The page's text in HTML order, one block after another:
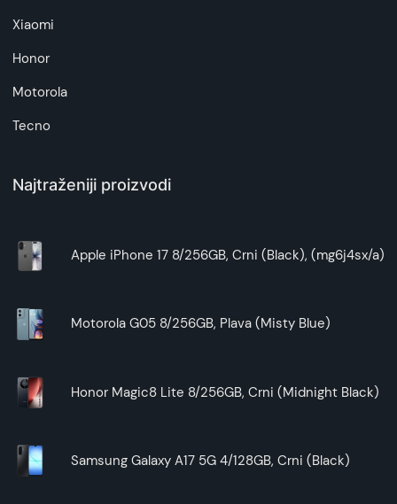
Xiaomi
Honor
Motorola
Tecno
Najtraženiji proizvodi
Apple iPhone 17 8/256GB, Crni (Black), (mg6j4sx/a)
Motorola G05 8/256GB, Plava (Misty Blue)
Honor Magic8 Lite 8/256GB, Crni (Midnight Black)
Samsung Galaxy A17 5G 4/128GB, Crni (Black)